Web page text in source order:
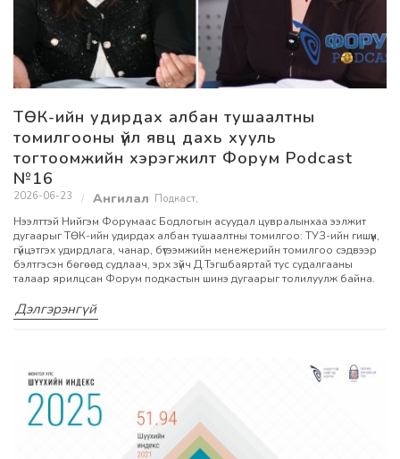
ТӨК-ийн удирдах албан тушаалтны
томилгооны үйл явц дахь хууль
тогтоомжийн хэрэгжилт Форум Podcast
№16
2026-06-23 Подкаст,
Нээлттэй Нийгэм Форумаас Бодлогын асуудал цувралынхаа ээлжит
дугаарыг ТӨК-ийн удирдах албан тушаалтны томилгоо: ТУЗ-ийн гишүүн,
гүйцэтгэх удирдлага, чанар, бүтээмжийн менежерийн томилгоо сэдвээр
бэлтгэсэн бөгөөд судлаач, эрх зүйч Д.Тэгшбаяртай тус судалгааны
талаар ярилцсан Форум подкастын шинэ дугаарыг толилуулж байна.
Дэлгэрэнгүй